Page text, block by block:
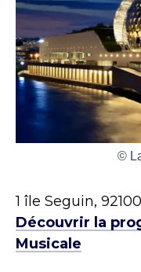
©
1 île Seguin,
Découvrir la
Musicale